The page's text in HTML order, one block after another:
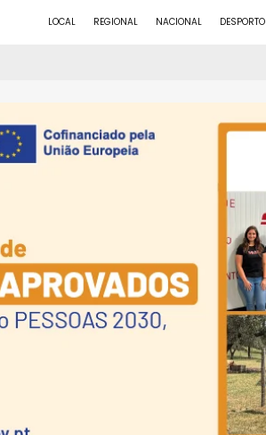
LOCAL REGIONAL NACIONAL DESPORTO